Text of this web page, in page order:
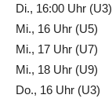
Di., 16:00 Uhr (U3)
Mi., 16 Uhr (U5)
Mi., 17 Uhr (U7)
Mi., 18 Uhr (U9)
Do., 16 Uhr (U3)